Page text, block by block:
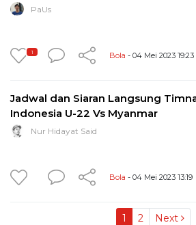
PaUs
1 Bola - 04 Mei 2023 19:23
Jadwal dan Siaran Langsung
Indonesia U-22 Vs Myanmar
Nur Hidayat Said
Bola - 04 Mei 2023 13:19
1 2 Next